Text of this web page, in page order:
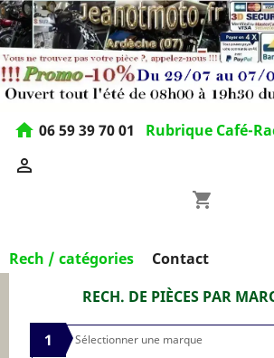
home 06 59 39 70 01 Rubrique Café-

shopping_cart
Rech / catégories
Contact
RECH. DE PIÈCES PAR
1